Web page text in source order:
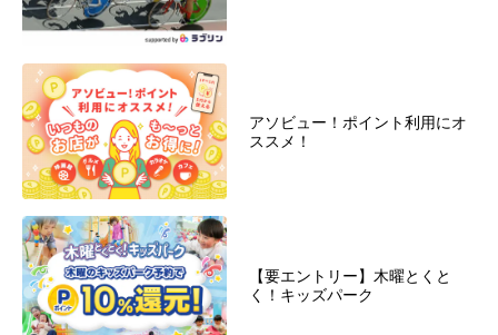
アソビュー！ポイント利用にオ
ススメ！
【要エントリー】木曜とくと
く！キッズパーク